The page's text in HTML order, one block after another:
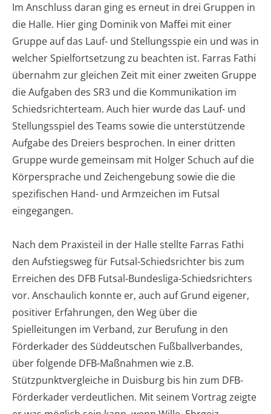
Im Anschluss daran ging es erneut in drei Gruppen in
die Halle. Hier ging Dominik von Maffei mit einer
Gruppe auf das Lauf- und Stellungsspie ein und was in
welcher Spielfortsetzung zu beachten ist. Farras Fathi
übernahm zur gleichen Zeit mit einer zweiten Gruppe
die Aufgaben des SR3 und die Kommunikation im
Schiedsrichterteam. Auch hier wurde das Lauf- und
Stellungsspiel des Teams sowie die unterstützende
Aufgabe des Dreiers besprochen. In einer dritten
Gruppe wurde gemeinsam mit Holger Schuch auf die
Körpersprache und Zeichengebung sowie die die
spezifischen Hand- und Armzeichen im Futsal
eingegangen.
Nach dem Praxisteil in der Halle stellte Farras Fathi
den Aufstiegsweg für Futsal-Schiedsrichter bis zum
Erreichen des DFB Futsal-Bundesliga-Schiedsrichters
vor. Anschaulich konnte er, auch auf Grund eigener,
positiver Erfahrungen, den Weg über die
Spielleitungen im Verband, zur Berufung in den
Förderkader des Süddeutschen Fußballverbandes,
über folgende DFB-Maßnahmen wie z.B.
Stützpunktvergleiche in Duisburg bis hin zum DFB-
Förderkader verdeutlichen. Mit seinem Vortrag zeigte